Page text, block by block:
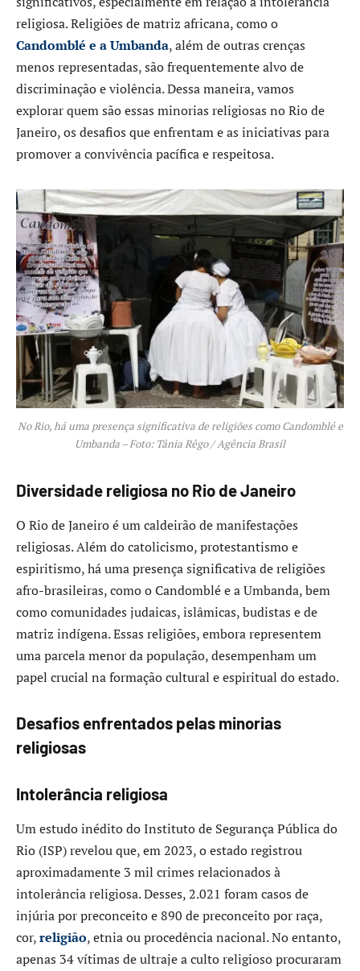
religiosa. Religiões de matriz africana, como o
Candomblé e a Umbanda, além de outras crenças
menos representadas, são frequentemente alvo de
discriminação e violência. Dessa maneira, vamos
explorar quem são essas minorias religiosas no Rio de
Janeiro, os desafios que enfrentam e as iniciativas para
promover a convivência pacífica e respeitosa.​
No Rio, há uma presença significativa de religiões como Candomblé e
Umbanda – Foto: Tânia Rêgo / Agência Brasil
Diversidade religiosa no Rio de Janeiro
O Rio de Janeiro é um caldeirão de manifestações
religiosas. Além do catolicismo, protestantismo e
espiritismo, há uma presença significativa de religiões
afro-brasileiras, como o Candomblé e a Umbanda, bem
como comunidades judaicas, islâmicas, budistas e de
matriz indígena. Essas religiões, embora representem
uma parcela menor da população, desempenham um
papel crucial na formação cultural e espiritual do estado.​
Desafios enfrentados pelas minorias
religiosas
Intolerância religiosa
Um estudo inédito do Instituto de Segurança Pública do
Rio (ISP) revelou que, em 2023, o estado registrou
aproximadamente 3 mil crimes relacionados à
intolerância religiosa. Desses, 2.021 foram casos de
injúria por preconceito e 890 de preconceito por raça,
cor,religião, etnia ou procedência nacional. No entanto,
apenas 34 vítimas de ultraje a culto religioso procuraram